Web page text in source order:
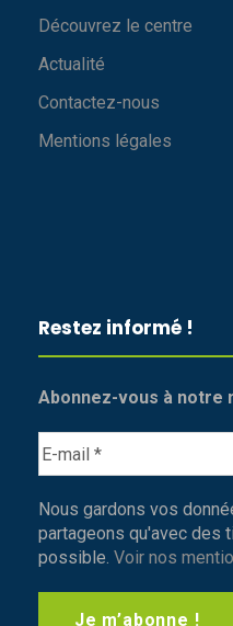
Découvrez le centre
Actualité
Contactez-nous
Mentions légales
Restez informé !
Abonnez-vous à notre
Nous gardons vos
partageons qu'avec des
possible. Voir nos